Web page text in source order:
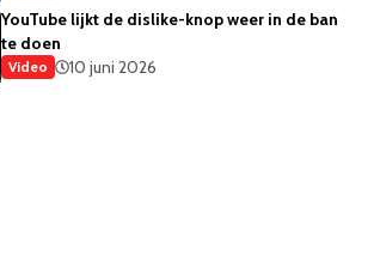
YouTube lijkt de dislike-knop weer in de ban
te doen
Video 10 juni 2026